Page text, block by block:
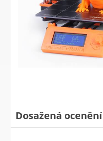
Dosažená ocenění